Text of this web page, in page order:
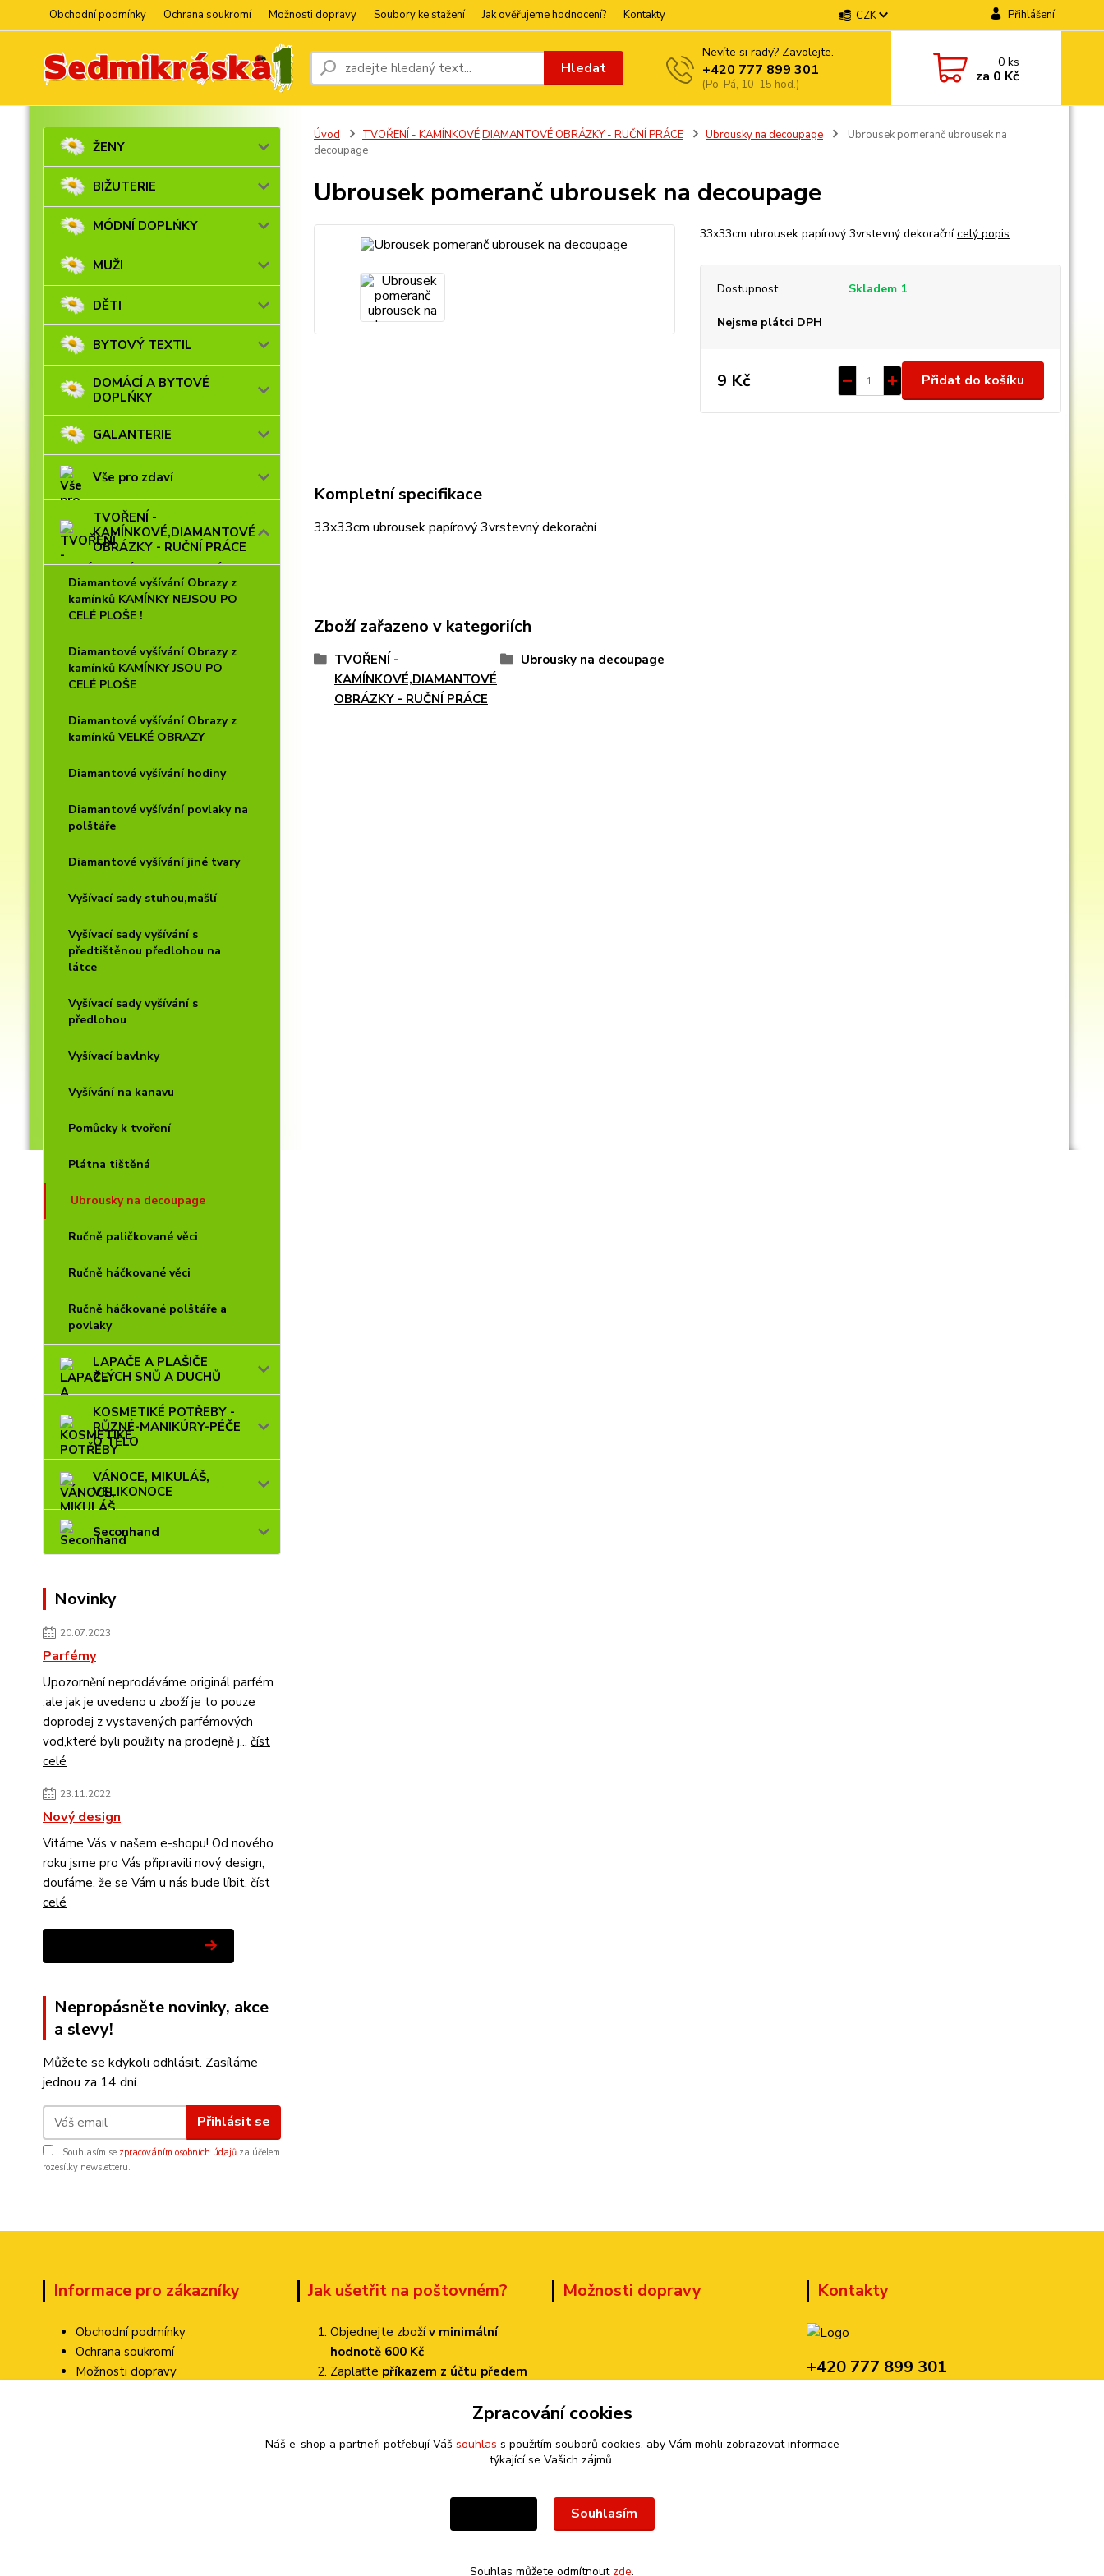
Obchodní podmínky Ochrana soukromí Možnosti dopravy Soubory ke stažení Jak ověřujeme hodnocení? Kontakty CZK Přihlášení
Hledat
Nevíte si rady? Zavolejte.
+420 777 899 301
(Po-Pá, 10-15 hod.)
0ks
za 0 Kč
ŽENY
BIŽUTERIE
MÓDNÍ DOPLŃKY
MUŽI
DĚTI
BYTOVÝ TEXTIL
DOMÁCÍ A BYTOVÉ
DOPLŃKY
GALANTERIE
Vše pro zdaví
TVOŘENÍ -
KAMÍNKOVÉ,DIAMANTOVÉ
OBRÁZKY - RUČNÍ PRÁCE
Diamantové vyšívání Obrazy z
kamínků KAMÍNKY NEJSOU PO
CELÉ PLOŠE !
Diamantové vyšívání Obrazy z
kamínků KAMÍNKY JSOU PO
CELÉ PLOŠE
Diamantové vyšívání Obrazy z
kamínků VELKÉ OBRAZY
Diamantové vyšívání hodiny
Diamantové vyšívání povlaky na
polštáře
Diamantové vyšívání jiné tvary
Vyšívací sady stuhou,mašlí
Vyšívací sady vyšívání s
předtištěnou předlohou na
látce
Vyšívací sady vyšívání s
předlohou
Vyšívací bavlnky
Vyšívání na kanavu
Pomůcky k tvoření
Plátna tištěná
Ubrousky na decoupage
Ručně paličkované věci
Ručně háčkované věci
Ručně háčkované polštáře a
povlaky
LAPAČE A PLAŠIČE
ZLÝCH SNŮ A DUCHŮ
KOSMETIKÉ POTŘEBY -
RŮZNÉ-MANIKÚRY-PÉČE
O TĚLO
VÁNOCE, MIKULÁŠ,
VELIKONOCE
Seconhand
Novinky
20.07.2023
Parfémy
Upozornění neprodáváme originál parfém
,ale jak je uvedeno u zboží je to pouze
doprodej z vystavených parfémových
vod,které byli použity na prodejně j... číst
celé
23.11.2022
Nový design
Vítáme Vás v našem e-shopu! Od nového
roku jsme pro Vás připravili nový design,
doufáme, že se Vám u nás bude líbit. číst
celé
Nepropásněte novinky, akce
a slevy!
Můžete se kdykoli odhlásit. Zasíláme
jednou za 14 dní.
Přihlásit se
Souhlasím se zpracováním osobních údajů za účelem
rozesílky newsletteru.
Úvod TVOŘENÍ - KAMÍNKOVÉ,DIAMANTOVÉ OBRÁZKY - RUČNÍ PRÁCE Ubrousky na decoupage
Ubrousek pomeranč ubrousek na
decoupage
Ubrousek pomeranč ubrousek na decoupage
33x33cm ubrousek papírový 3vrstevný dekoračnícelý popis
Dostupnost Skladem 1
Nejsme plátci DPH
9 Kč Přidat do košíku
Kompletní specifikace
33x33cm ubrousek papírový 3vrstevný dekorační
Zboží zařazeno v kategoriích
TVOŘENÍ -
KAMÍNKOVÉ,DIAMANTOVÉ
OBRÁZKY - RUČNÍ PRÁCE
Ubrousky na decoupage
Informace pro zákazníky
Obchodní podmínky
Ochrana soukromí
Možnosti dopravy
Jak ušetřit na poštovném?
Objednejte zbožív minimální
hodnotě 600 Kč
Zaplaťte příkazem z účtu předem
pouze 70 Kč!
Možnosti dopravy Kontakty
+420 777 899 301
Zpracování cookies
Náš e-shop a partneři potřebují Váš souhlas s použitím souborů cookies, aby Vám mohli zobrazovat informace
týkající se Vašich zájmů.
Souhlasím
Souhlas můžete odmítnout zde.